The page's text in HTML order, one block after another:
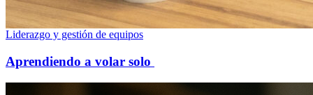
Liderazgo y gestión de equipos
Aprendiendo a volar solo